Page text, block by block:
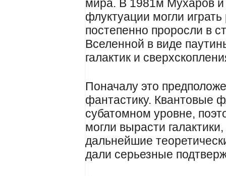
мира. В 1981м Мухаров и
флуктуации могли
постепенно проросли в
Вселенной в виде
галактик и
Поначалу это
фантастику. Квантовые
субатомном уровне,
могли вырасти
дальнейшие
дали серьезные